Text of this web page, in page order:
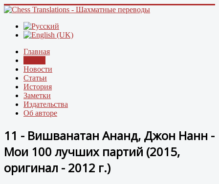
Главная
Новости
Статьи
История
Заметки
Издательства
Об авторе
11 - Вишванатан Ананд, Джон Нанн -
Мои 100 лучших партий (2015,
оригинал - 2012 г.)